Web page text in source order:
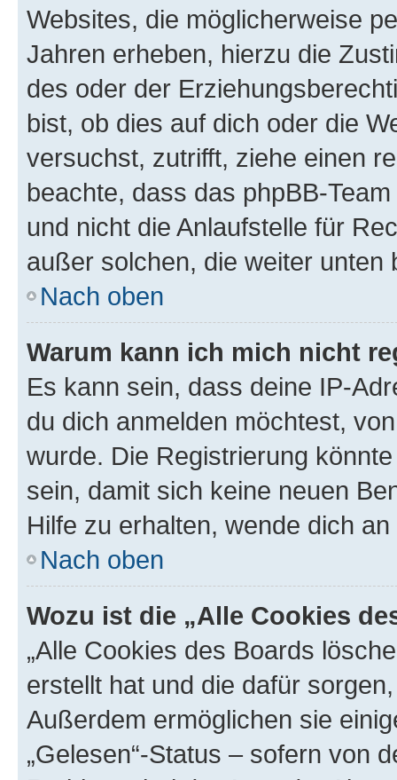
Websites, die möglicherweise
Jahren erheben, hierzu die
des oder der
bist, ob dies auf dich oder die
versuchst, zutrifft, ziehe einen
beachte, dass das phpBB-
und nicht die Anlaufstelle für
außer solchen, die weiter unten
Nach oben
Warum kann ich mich nicht
Es kann sein, dass deine IP-
du dich anmelden möchtest,
wurde. Die Registrierung
sein, damit sich keine neuen
Hilfe zu erhalten, wende dich
Nach oben
Wozu ist die „Alle Cookies
„Alle Cookies des Boards
erstellt hat und die dafür
Außerdem ermöglichen sie
„Gelesen“-Status – sofern von